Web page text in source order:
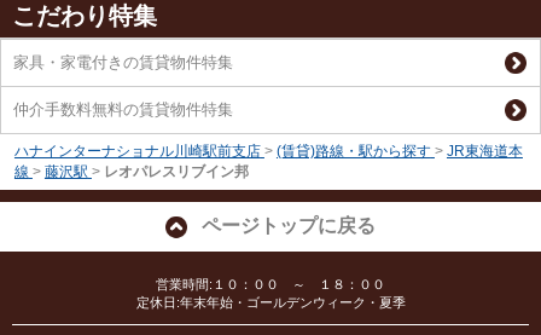
こだわり特集
家具・家電付きの賃貸物件特集
仲介手数料無料の賃貸物件特集
ハナインターナショナル川崎駅前支店 > (賃貸)路線・駅から探す > JR東海道本
線 > 藤沢駅 > レオパレスリブイン邦
ページトップに戻る
営業時間:１０：００ ～ １８：００
定休日:年末年始・ゴールデンウィーク・夏季